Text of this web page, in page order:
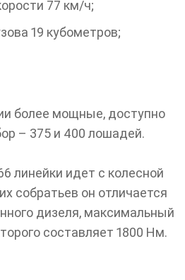
77 км/ч;
19 кубометров;
более мощные, доступно
– 375 и 400 лошадей.
линейки идет с колесной
собратьев он отличается
дизеля, максимальный
составляет 1800 Нм.